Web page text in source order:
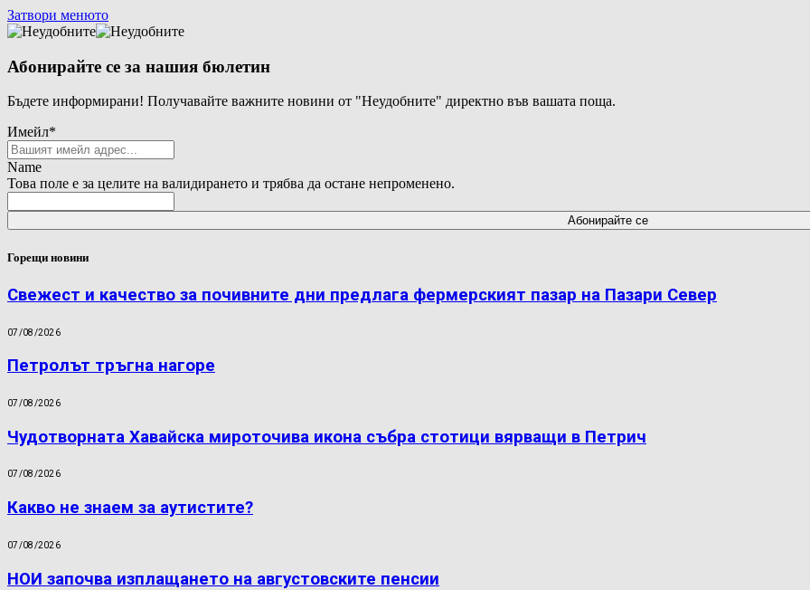
Затвори менюто
Абонирайте се за нашия бюлетин
Бъдете информирани! Получавайте важните новини от "Неудобните" директно във вашата поща.
Имейл*
Name
Това поле е за целите на валидирането и трябва да остане непроменено.
Горещи новини
Свежест и качество за почивните дни предлага фермерският пазар на Пазари Север
07/08/2026
Петролът тръгна нагоре
07/08/2026
Чудотворната Хавайска мироточива икона събра стотици вярващи в Петрич
07/08/2026
Какво не знаем за аутистите?
07/08/2026
НОИ започва изплащането на августовските пенсии